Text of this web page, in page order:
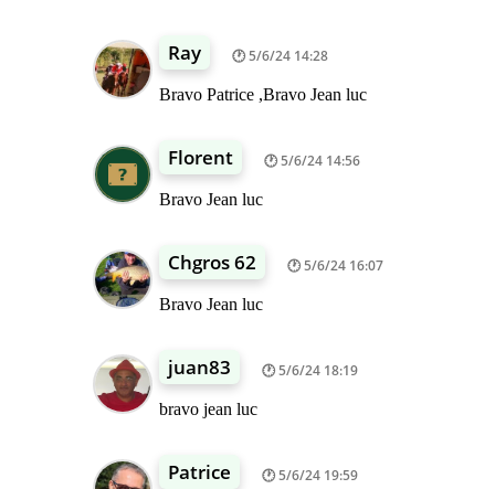
Ray 5/6/24 14:28
Bravo Patrice ,Bravo Jean luc
Florent 5/6/24 14:56
Bravo Jean luc
Chgros 62 5/6/24 16:07
Bravo Jean luc
juan83 5/6/24 18:19
bravo jean luc
Patrice 5/6/24 19:59